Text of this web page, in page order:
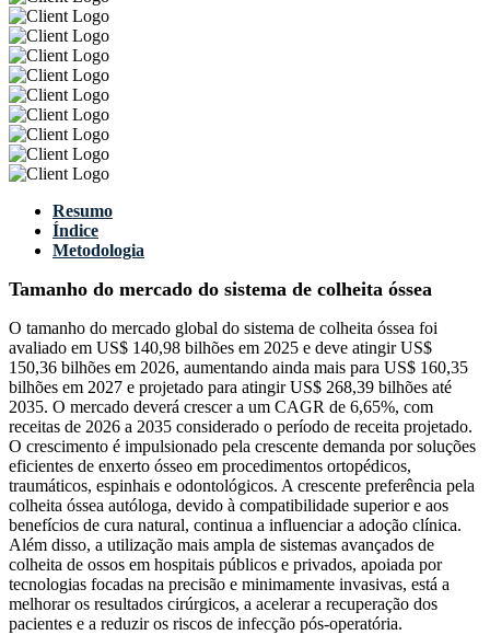
Resumo
Índice
Metodologia
Tamanho do mercado do sistema de colheita óssea
O tamanho do mercado global do sistema de colheita óssea foi
avaliado em US$ 140,98 bilhões em 2025 e deve atingir US$
150,36 bilhões em 2026, aumentando ainda mais para US$ 160,35
bilhões em 2027 e projetado para atingir US$ 268,39 bilhões até
2035. O mercado deverá crescer a um CAGR de 6,65%, com
receitas de 2026 a 2035 considerado o período de receita projetado.
O crescimento é impulsionado pela crescente demanda por soluções
eficientes de enxerto ósseo em procedimentos ortopédicos,
traumáticos, espinhais e odontológicos. A crescente preferência pela
colheita óssea autóloga, devido à compatibilidade superior e aos
benefícios de cura natural, continua a influenciar a adoção clínica.
Além disso, a utilização mais ampla de sistemas avançados de
colheita de ossos em hospitais públicos e privados, apoiada por
tecnologias focadas na precisão e minimamente invasivas, está a
melhorar os resultados cirúrgicos, a acelerar a recuperação dos
pacientes e a reduzir os riscos de infecção pós-operatória.